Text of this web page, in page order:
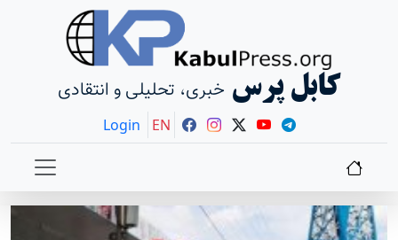
کابل پرس خبری، تحلیلی و انتقادی
Login EN